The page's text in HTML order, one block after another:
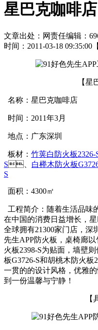
星巴克咖啡店
文章出处： 网责任编辑：
时间：2011-03-18 09:35:00【
【星
名称：星巴克咖啡店
时间：2011年3月
地点：广东深圳
板材： 竹荚白防火板2326-
S、 白榉木防火板
S
面积：4300㎡
工程简介：随着生活品味
在中国的消费日益增长，
全球拥有21300家门店
先生APP防火板，桌椅
火板2398-S为贴面，墙
板G3726-S和胡桃木防火板
一贯的的设计风格，优雅
到一份温馨与宁静！
【